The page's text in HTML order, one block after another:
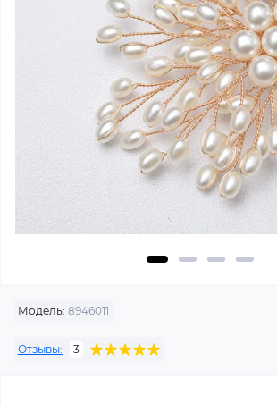
Модель: 8946011
Отзывы: 3